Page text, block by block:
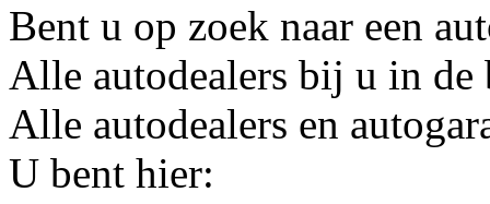
Bent u op zoek naar een
Alle autodealers bij u in
Alle autodealers en
U bent hier: